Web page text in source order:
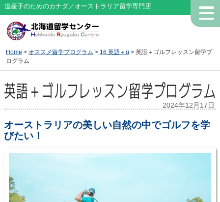
道産子のためのカナダ／オーストラリア留学専門店
Home > オススメ留学プログラム > 16.英語＋α> 英語＋ゴルフレッスン留学プ
ログラム
英語＋ゴルフレッスン留学プログラム
2024年12月17日
オーストラリアの美しい自然の中でゴルフを学
びたい！